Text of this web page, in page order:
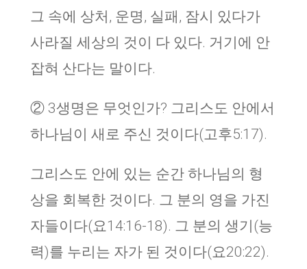
그 속에 상처, 운명, 실패, 잠시 있다가
사라질 세상의 것이 다 있다. 거기에 안
잡혀 산다는 말이다.
② 3생명은 무엇인가? 그리스도 안에서
하나님이 새로 주신 것이다(고후5:17).
그리스도 안에 있는 순간 하나님의 형
상을 회복한 것이다. 그 분의 영을 가진
자들이다(요14:16-18). 그 분의 생기(능
력)를 누리는 자가 된 것이다(요20:22).